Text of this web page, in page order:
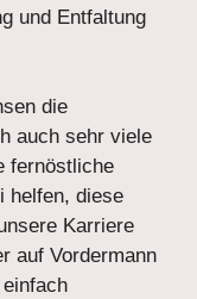
und Entfaltung
die
auch sehr viele
fernöstliche
helfen, diese
Karriere
auf Vordermann